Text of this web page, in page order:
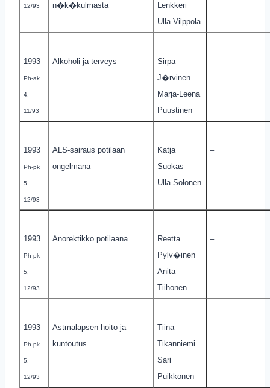
12/93
n�k�kulmasta
Lenkkeri
Ulla Vilppola
1993
Ph-ak
4,
11/93
Alkoholi ja terveys
Sirpa
J�rvinen
Marja-Leena
Puustinen
–
1993
Ph-pk
5,
12/93
ALS-sairaus potilaan
ongelmana
Katja
Suokas
Ulla Solonen
–
1993
Ph-pk
5,
12/93
Anorektikko potilaana
Reetta
Pylv�inen
Anita
Tiihonen
–
1993
Ph-pk
5,
12/93
Astmalapsen hoito ja
kuntoutus
Tiina
Tikanniemi
Sari
Puikkonen
–